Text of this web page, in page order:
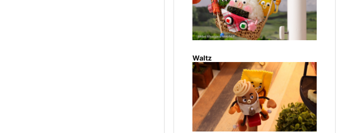
Waltz